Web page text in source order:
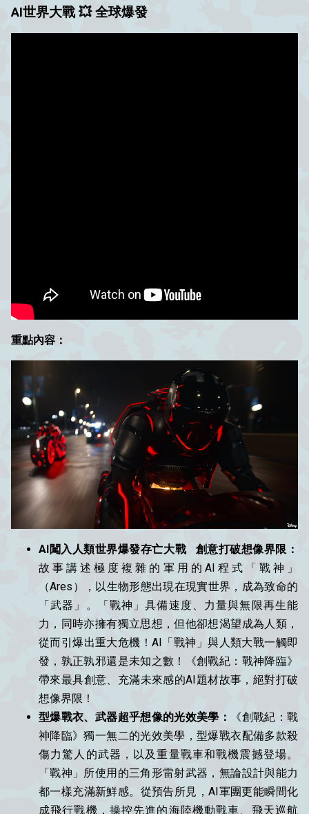
AI世界大戰 💥 全球爆發
重點內容：
AI闖入人類世界爆發存亡大戰 創意打破想像界限：
故事講述極度複雜的軍用的AI程式「戰神」
（Ares），以生物形態出現在現實世界，成為致命的
「武器」。「戰神」具備速度、力量與無限再生能
力，同時亦擁有獨立思想，但他卻想渴望成為人類，
從而引爆出重大危機！AI「戰神」與人類大戰一觸即
發，孰正孰邪還是未知之數！《創戰紀：戰神降臨》
帶來最具創意、充滿未來感的AI題材故事，絕對打破
想像界限！
型爆戰衣、武器超乎想像的光效美學：
《創戰紀：戰
神降臨》獨一無二的光效美學，型爆戰衣配備多款殺
傷力驚人的武器，以及重量戰車和戰機震撼登場。
「戰神」所使用的三角形雷射武器，無論設計與能力
都一樣充滿新鮮感。從預告所見，AI軍團更能瞬間化
成飛行戰機，操控先進的海陸機動戰車、飛天巡航